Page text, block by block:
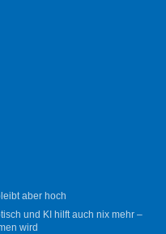
aber hoch
und KI hilft auch nix mehr –
wird